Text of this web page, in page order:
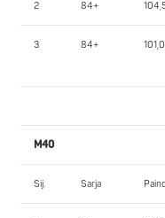
2 84+
3 84+
M40
Sij. Sarja Paino